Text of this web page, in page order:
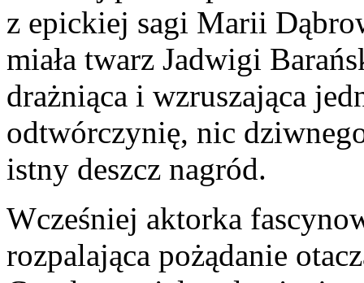
z epickiej sagi Marii
miała twarz Jadwigi
drażniąca i wzruszająca
odtwórczynię, nic
istny deszcz nagród.
Wcześniej aktorka
rozpalająca pożądanie